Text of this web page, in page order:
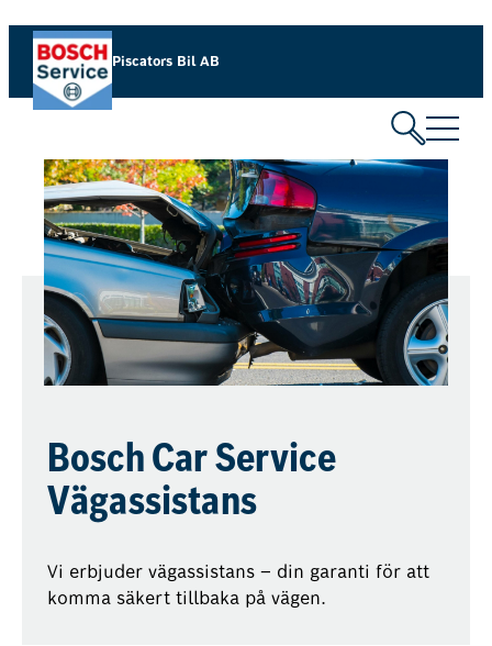
Piscators Bil AB
Bosch Car Service
Vägassistans
Vi erbjuder vägassistans – din garanti för att
komma säkert tillbaka på vägen.